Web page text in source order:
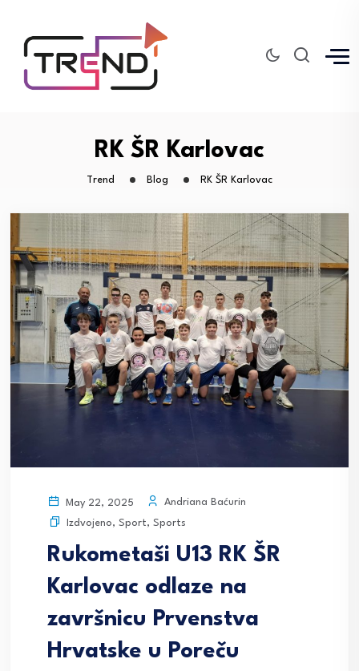
RK ŠR Karlovac
Trend Blog RK ŠR Karlovac
May 22, 2025
Andriana Baćurin
Izdvojeno, Sport, Sports
Rukometaši U13 RK ŠR
Karlovac odlaze na
završnicu Prvenstva
Hrvatske u Poreču